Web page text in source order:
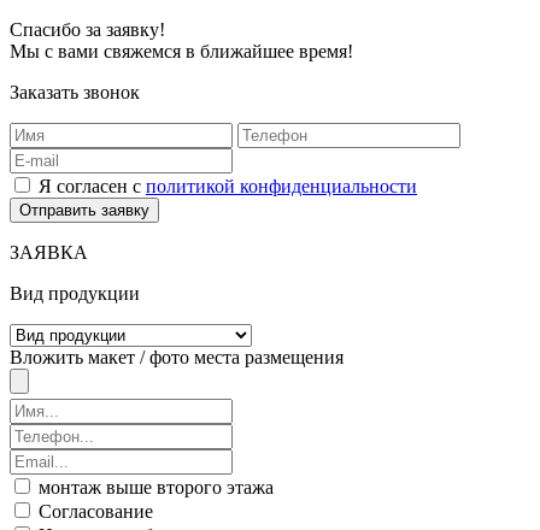
Спасибо за заявку!
Мы с вами свяжемся в ближайшее время!
Заказать звонок
Я согласен с политикой конфиденциальности
ЗАЯВКА
Вид продукции
Вложить макет / фото места размещения
монтаж выше второго этажа
Согласование